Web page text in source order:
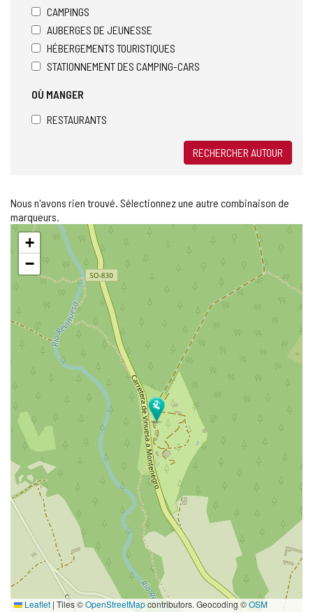
CAMPINGS
AUBERGES DE JEUNESSE
HÉBERGEMENTS TOURISTIQUES
STATIONNEMENT DES CAMPING-CARS
OÙ MANGER
RESTAURANTS
RECHERCHER AUTOUR
Nous n'avons rien trouvé. Sélectionnez une autre combinaison de
marqueurs.
Sauter
carte
+
−
Leaflet | Tiles ©OpenStreetMapcontributors. Geocoding ©OSM